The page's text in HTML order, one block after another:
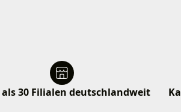
30 Filialen deutschlandweit